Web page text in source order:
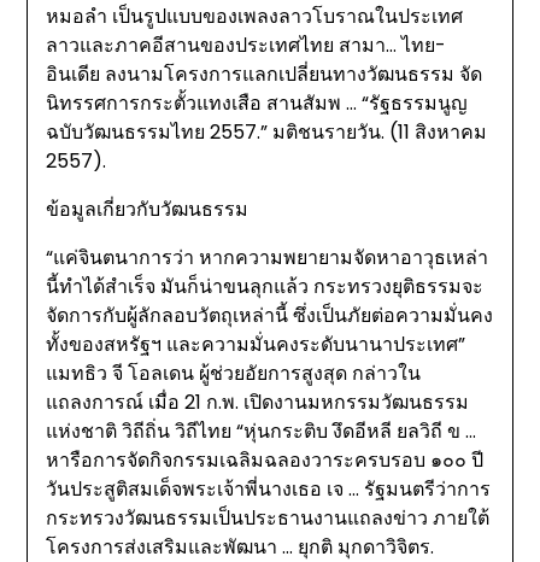
หมอลำ เป็นรูปแบบของเพลงลาวโบราณในประเทศ
ลาวและภาคอีสานของประเทศไทย สามา… ไทย-
อินเดีย ลงนามโครงการแลกเปลี่ยนทางวัฒนธรรม จัด
นิทรรศการกระตั้วแทงเสือ สานสัมพ … “รัฐธรรมนูญ
ฉบับวัฒนธรรมไทย 2557.” มติชนรายวัน. (11 สิงหาคม
2557).
ข้อมูลเกี่ยวกับวัฒนธรรม
“แค่จินตนาการว่า หากความพยายามจัดหาอาวุธเหล่า
นี้ทำได้สำเร็จ มันก็น่าขนลุกแล้ว กระทรวงยุติธรรมจะ
จัดการกับผู้ลักลอบวัตถุเหล่านี้ ซึ่งเป็นภัยต่อความมั่นคง
ทั้งของสหรัฐฯ และความมั่นคงระดับนานาประเทศ”
แมทธิว จี โอลเดน ผู้ช่วยอัยการสูงสุด กล่าวใน
แถลงการณ์ เมื่อ 21 ก.พ. เปิดงานมหกรรมวัฒนธรรม
แห่งชาติ วิถีถิ่น วิถีไทย “หุ่นกระติบ งึดอีหลี ยลวิถี ข …
หารือการจัดกิจกรรมเฉลิมฉลองวาระครบรอบ ๑๐๐ ปี
วันประสูติสมเด็จพระเจ้าพี่นางเธอ เจ … รัฐมนตรีว่าการ
กระทรวงวัฒนธรรมเป็นประธานงานแถลงข่าว ภายใต้
โครงการส่งเสริมและพัฒนา … ยุกติ มุกดาวิจิตร.